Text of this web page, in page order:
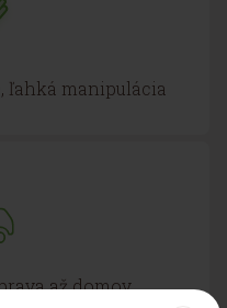
ľahká manipulácia
až domov